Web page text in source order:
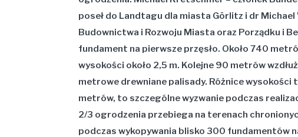
poseł do Landtagu dla miasta Görlitz i dr
Budownictwa i Rozwoju Miasta oraz Porządku i
fundament na pierwsze przęsło. Około 740
wysokości około 2,5 m. Kolejne 90 metrów
metrowe drewniane palisady. Różnice wysokości
metrów, to szczególne wyzwanie podczas
2/3 ogrodzenia przebiega na terenach
podczas wykopywania blisko 300 fundamentów